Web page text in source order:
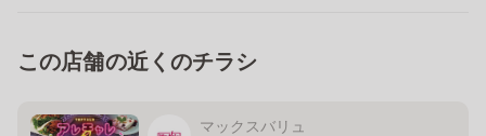
この店舗の近くのチラシ
マックスバリュ